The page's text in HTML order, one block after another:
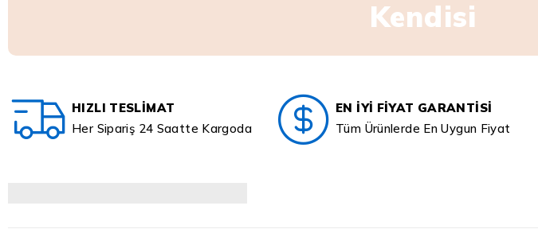
Kendisi
HIZLI TESLIMAT
Her Sipariş 24 Saatte Kargoda
EN İYI FIYAT GARANTISI
Tüm Ürünlerde En Uygun Fiyat